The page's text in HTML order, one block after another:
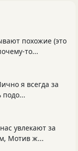
похожие (это
то...
я всегда за
подо...
увлекают за
Мотив ж...